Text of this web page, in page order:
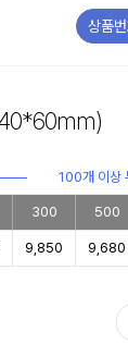
상품
100개 이상
300 500
9,850 9,680